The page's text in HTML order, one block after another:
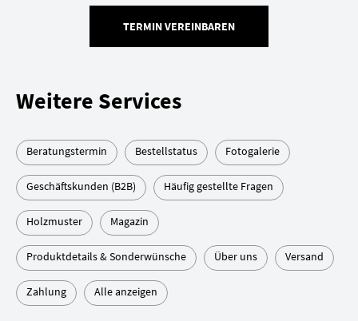
TERMIN VEREINBAREN
Weitere Services
Beratungstermin Bestellstatus Fotogalerie
Geschäftskunden (B2B) Häufig gestellte Fragen
Holzmuster Magazin
Produktdetails & Sonderwünsche Über uns Versand
Zahlung Alle anzeigen